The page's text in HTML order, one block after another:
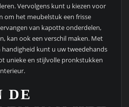
Vervolgens kunt u kiezen voor
om het meubelstuk een frisse
van kapotte onderdelen,
kan ook een verschil maken. Met
kunt u uw tweedehands
unieke en stijlvolle pronkstukken
DE